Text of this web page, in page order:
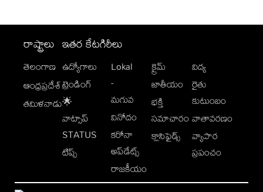
రాష్ట్రాలు
తెలంగాణ
ఆంధ్రప్రదేశ్
తమిళనాడు
ఇతర కేటగిరీలు
ఉద్యోగాలు
ట్రెండింగ్
🌟
వాట్సాప్
STATUS
టిప్స్
Lokal
-
మగువ
వినోదం
కరోనా
అప్‌డేట్స్
రాజకీయం
క్రైమ్
జాతీయం
భక్తి
సమాచారం
క్లాసిఫైడ్స్
విద్య
రైతు
కుటుంబం
వాతావరణం
వ్యాపార
ప్రపంచం